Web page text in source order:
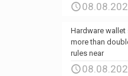
Hardware wallet
more than
rules near